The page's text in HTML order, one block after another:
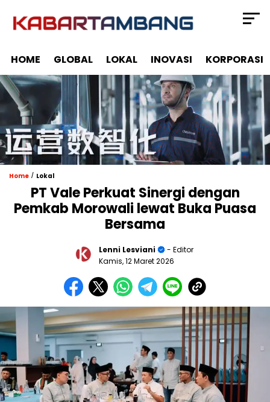
HOME GLOBAL LOKAL INOVASI KORPORASI
Home / Lokal
PT Vale Perkuat Sinergi dengan
Pemkab Morowali lewat Buka Puasa
Bersama
Lenni Lesviani
- Editor
Kamis, 12 Maret 2026